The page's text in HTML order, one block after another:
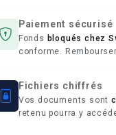
Paiement sécurisé
Fonds bloqués chez
conforme.
Fichiers chiffrés
Vos documents sont
retenu pourra y